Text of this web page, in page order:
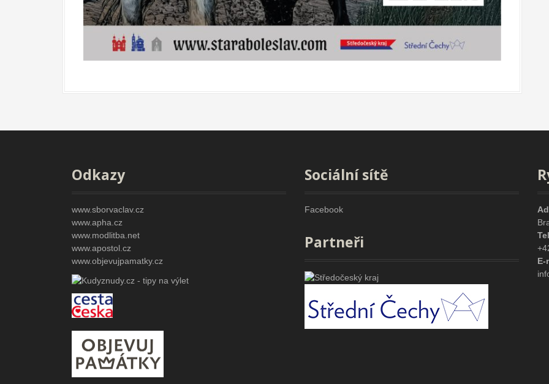
Odkazy
www.sborvaclav.cz
www.apha.cz
www.modlitba.net
www.apostol.cz
www.objevujpamatky.cz
Sociální sítě
Facebook
Partneři
E-